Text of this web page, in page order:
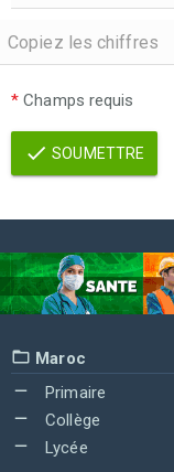
* Champs requis
SOUMETTRE
Maroc
Primaire
Collège
Lycée